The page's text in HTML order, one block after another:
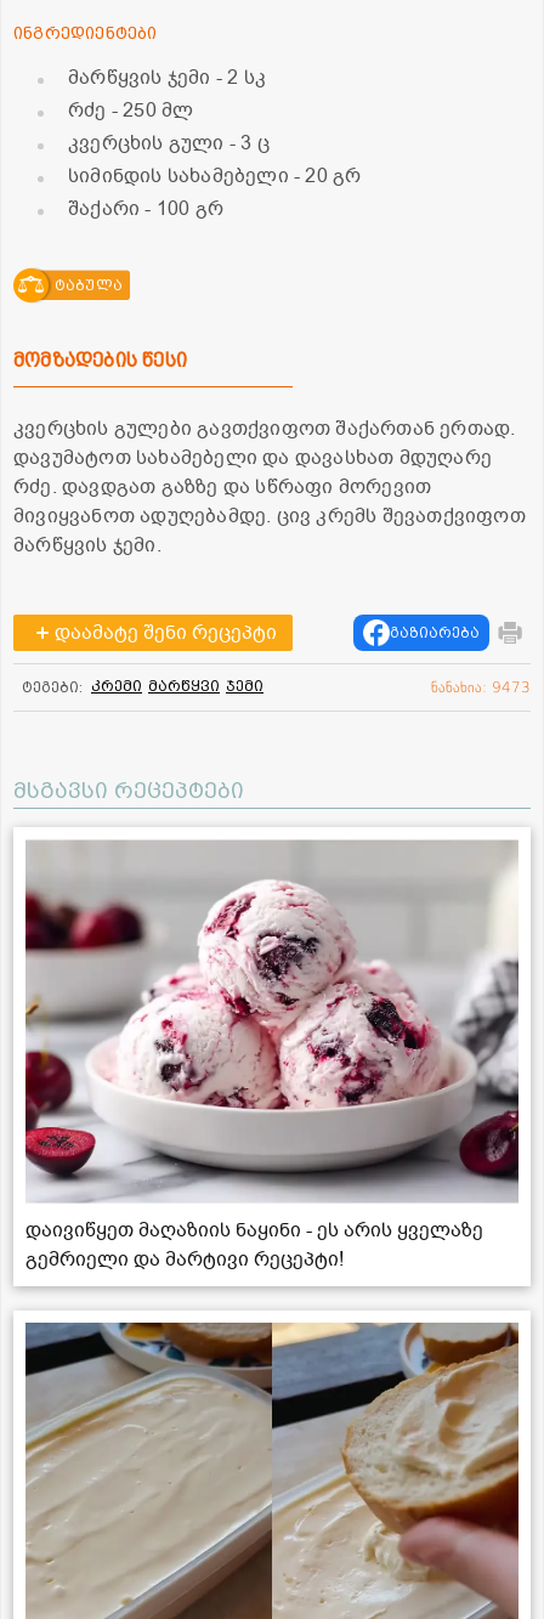
ინგრედიენტები
მარწყვის ჯემი - 2 სკ
რძე - 250 მლ
კვერცხის გული - 3 ც
სიმინდის სახამებელი - 20 გრ
შაქარი- 100 გრ
ტაბულა
მომზადების წესი
კვერცხის გულები გავთქვიფოთ შაქართან ერთად.
დავუმატოთ სახამებელი და დავასხათ მდუღარე
რძე. დავდგათ გაზზე და სწრაფი მორევით
მივიყვანოთ ადუღებამდე. ცივ კრემს შევათქვიფოთ
მარწყვის ჯემი.
დაამატე შენი რეცეპტი გაზიარება
ტეგები: კრემი მარწყვი ჯემი ნანახია: 9473
მსგავსი რეცეპტები
დაივიწყეთ მაღაზიის ნაყინი - ეს არის ყველაზე
გემრიელი და მარტივი რეცეპტი!